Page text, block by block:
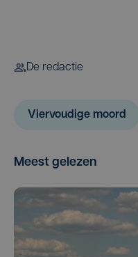
De redactie
Viervoudige moord
Meest gelezen